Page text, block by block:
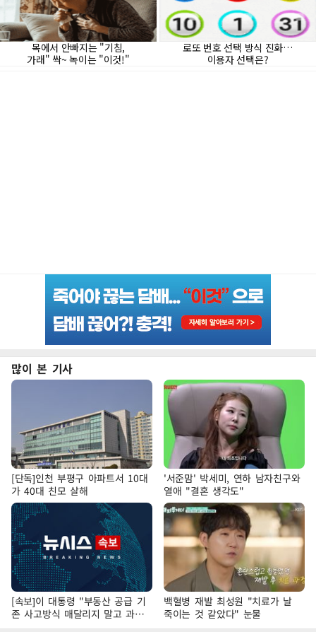
많이 본 기사
[단독]인천 부평구 아파트서 10대
가 40대 친모 살해
'서준맘' 박세미, 연하 남자친구와
열애 "결혼 생각도"
[속보]이 대통령 "부동산 공급 기
존 사고방식 매달리지 말고 과감
히 실천"
백혈병 재발 최성원 "치료가 날
죽이는 것 같았다" 눈물